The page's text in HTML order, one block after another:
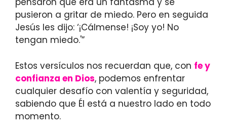
pusieron a gritar de miedo. Pero en seguida
Jesús les dijo: ‘¡Cálmense! ¡Soy yo! No
tengan miedo.'”
Estos versículos nos recuerdan que, con fe y
confianza en Dios, podemos enfrentar
cualquier desafío con valentía y seguridad,
sabiendo que Él está a nuestro lado en todo
momento.